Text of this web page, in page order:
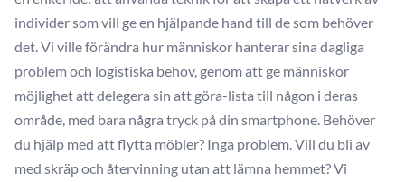
individer som vill ge en hjälpande hand till de som behöver
det. Vi ville förändra hur människor hanterar sina dagliga
problem och logistiska behov, genom att ge människor
möjlighet att delegera sin att göra-lista till någon i deras
område, med bara några tryck på din smartphone. Behöver
du hjälp med att flytta möbler? Inga problem. Vill du bli av
med skräp och återvinning utan att lämna hemmet? Vi